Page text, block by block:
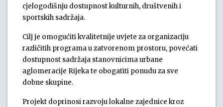
cjelogodišnju dostupnost kulturnih, društvenih i
sportskih sadržaja.
Cilj je omogućiti kvalitetnije uvjete za organizaciju
različitih programa u zatvorenom prostoru, povećati
dostupnost sadržaja stanovnicima urbane
aglomeracije Rijeka te obogatiti ponudu za sve
dobne skupine.
Projekt doprinosi razvoju lokalne zajednice kroz